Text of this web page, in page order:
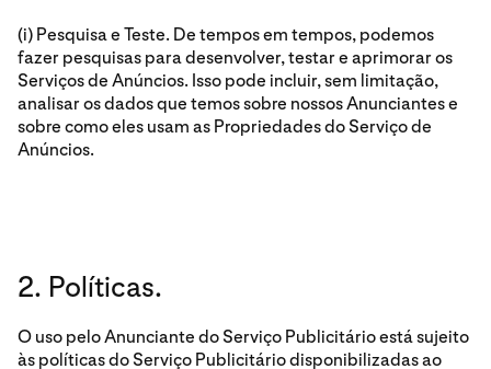
(i) Pesquisa e Teste. De tempos em tempos, podemos
fazer pesquisas para desenvolver, testar e aprimorar os
Serviços de Anúncios. Isso pode incluir, sem limitação,
analisar os dados que temos sobre nossos Anunciantes e
sobre como eles usam as Propriedades do Serviço de
Anúncios.
2. Políticas.
O uso pelo Anunciante do Serviço Publicitário está sujeito
às políticas do Serviço Publicitário disponibilizadas ao